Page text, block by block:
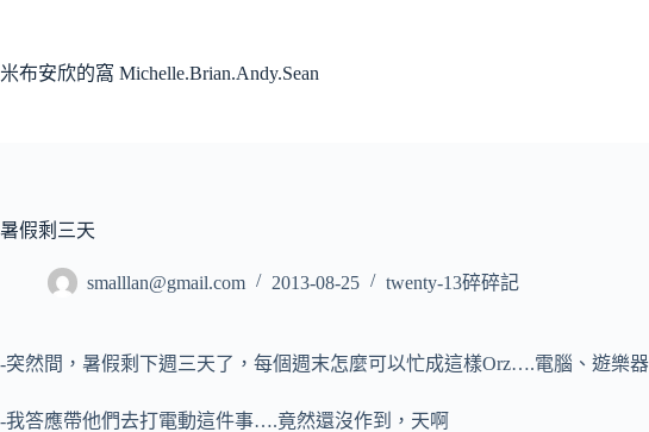
主
米布安欣的窩 Michelle.Brian.Andy.Sean
暑假剩三天
smalllan@gmail.com 2013-08-25 twenty-13碎碎記
-突然間，暑假剩下週三天了，每個週末怎麼可以忙成這樣Orz….電腦、遊樂
-我答應帶他們去打電動這件事….竟然還沒作到，天啊